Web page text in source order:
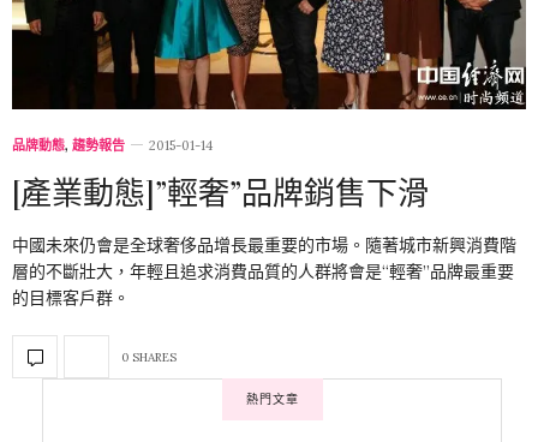
品牌動態, 趨勢報告 2015-01-14
[產業動態]”輕奢”品牌銷售下滑
中國未來仍會是全球奢侈品增長最重要的市場。隨著城市新興消費階
層的不斷壯大，年輕且追求消費品質的人群將會是“輕奢”品牌最重要
的目標客戶群。
0 SHARES
熱門文章